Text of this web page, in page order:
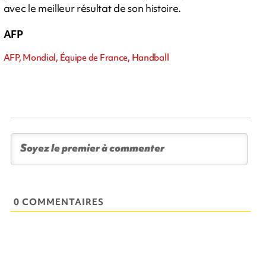
avec le meilleur résultat de son histoire.
AFP
AFP, Mondial, Équipe de France, Handball
0 COMMENTAIRES